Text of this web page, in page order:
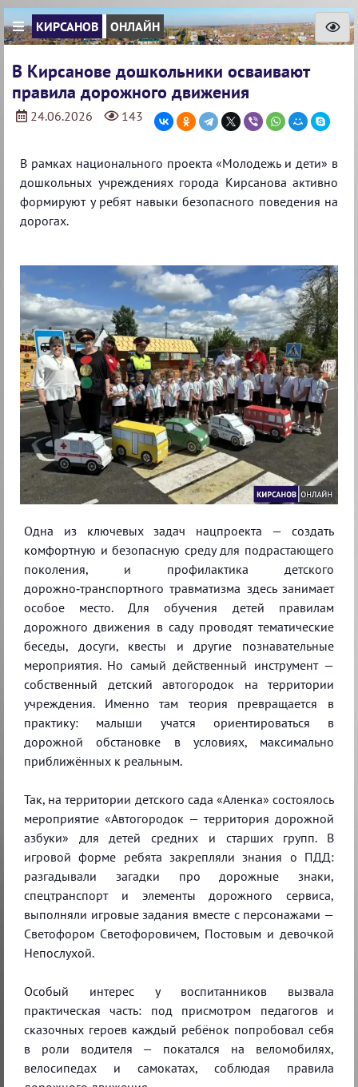
КИРСАНОВ ОНЛАЙН
В Кирсанове дошкольники осваивают
правила дорожного движения
24.06.2026 143
В рамках национального проекта «Молодежь и дети» в
дошкольных учреждениях города Кирсанова активно
формируют у ребят навыки безопасного поведения на
дорогах.
Одна из ключевых задач нацпроекта — создать
комфортную и безопасную среду для подрастающего
поколения, и профилактика детского
дорожно‑транспортного травматизма здесь занимает
особое место. Для обучения детей правилам
дорожного движения в саду проводят тематические
беседы, досуги, квесты и другие познавательные
мероприятия. Но самый действенный инструмент —
собственный детский автогородок на территории
учреждения. Именно там теория превращается в
практику: малыши учатся ориентироваться в
дорожной обстановке в условиях, максимально
приближённых к реальным.
Так, на территории детского сада «Аленка» состоялось
мероприятие «Автогородок — территория дорожной
азбуки» для детей средних и старших групп. В
игровой форме ребята закрепляли знания о ПДД:
разгадывали загадки про дорожные знаки,
спецтранспорт и элементы дорожного сервиса,
выполняли игровые задания вместе с персонажами —
Светофором Светофоровичем, Постовым и девочкой
Непослухой.
Особый интерес у воспитанников вызвала
практическая часть: под присмотром педагогов и
сказочных героев каждый ребёнок попробовал себя
в роли водителя — покатался на веломобилях,
велосипедах и самокатах, соблюдая правила